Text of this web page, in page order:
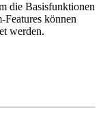
die Basisfunktionen
Features können
werden.